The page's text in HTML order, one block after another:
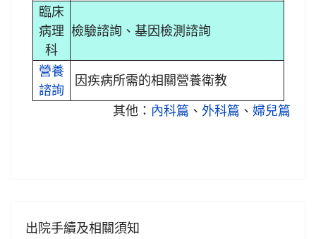
臨床
病理
科
檢驗諮詢、基因檢測諮詢
營養
諮詢
因疾病所需的相關營養衛教
其他： 內科篇 、 外科篇 、 婦兒篇
出院手續及相關須知